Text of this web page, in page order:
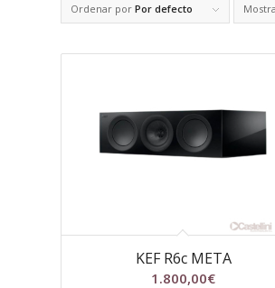
Ordenar por Por defecto
KEF R6c META
1.800,00€